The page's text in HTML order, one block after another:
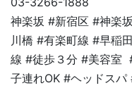
神楽坂 #新宿区 #神楽
川橋 #有楽町線 #早稲
線 #徒歩３分 #美容室
子連れOK #ヘッドス